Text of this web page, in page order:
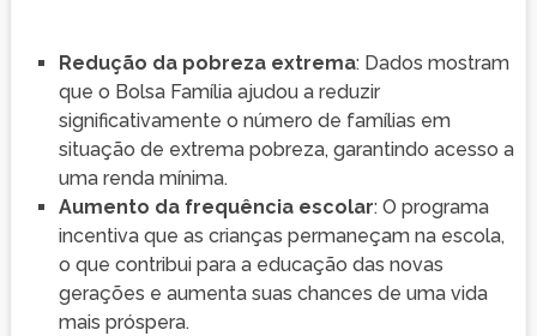
Redução da pobreza extrema: Dados mostram
que o Bolsa Família ajudou a reduzir
significativamente o número de famílias em
situação de extrema pobreza, garantindo acesso a
uma renda mínima.
Aumento da frequência escolar: O programa
incentiva que as crianças permaneçam na escola,
o que contribui para a educação das novas
gerações e aumenta suas chances de uma vida
mais próspera.